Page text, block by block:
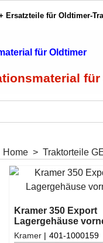
Ersatzteile für Oldtimer-
Home > Traktorteile
Kramer 350 Export
Lagergehäuse
Kramer 401-1000159